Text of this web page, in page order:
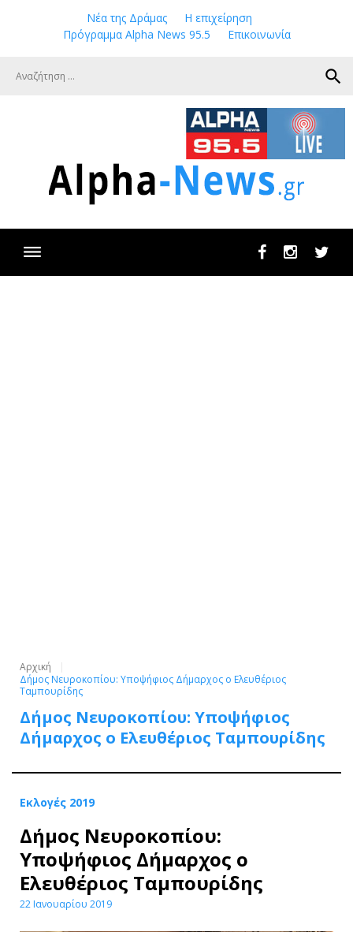
Νέα της Δράμας
Η επιχείρηση
Πρόγραμμα Alpha News 95.5
Επικοινωνία
search
FacebookInstagram
Αρχική
Δήμος Νευροκοπίου: Υποψήφιος Δήμαρχος ο Ελευθέριος
Ταμπουρίδης
Δήμος Νευροκοπίου: Υποψήφιος
Δήμαρχος ο Ελευθέριος Ταμπουρίδης
Εκλογές 2019
Δήμος Νευροκοπίου:
Υποψήφιος Δήμαρχος ο
Ελευθέριος Ταμπουρίδης
22 Ιανουαρίου 2019